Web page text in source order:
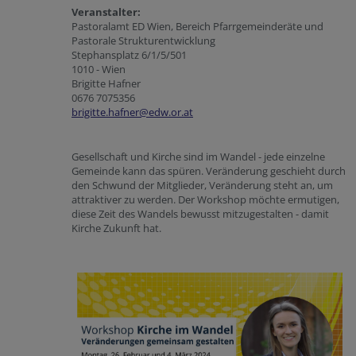
Veranstalter:
Pastoralamt ED Wien, Bereich Pfarrgemeinderäte und
Pastorale Strukturentwicklung
Stephansplatz 6/1/5/501
1010 - Wien
Brigitte Hafner
0676 7075356
brigitte.hafner@edw.or.at
Gesellschaft und Kirche sind im Wandel - jede einzelne
Gemeinde kann das spüren. Veränderung geschieht durch
den Schwund der Mitglieder, Veränderung steht an, um
attraktiver zu werden. Der Workshop möchte ermutigen,
diese Zeit des Wandels bewusst mitzugestalten - damit
Kirche Zukunft hat.